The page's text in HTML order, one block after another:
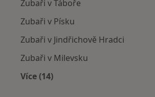
Zubaři v Táboře
Zubaři v Písku
Zubaři v Jindřichově Hradci
Zubaři v Milevsku
Více (14)